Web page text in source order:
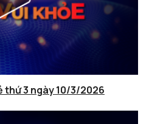
thứ 3 ngày 10/3/2026